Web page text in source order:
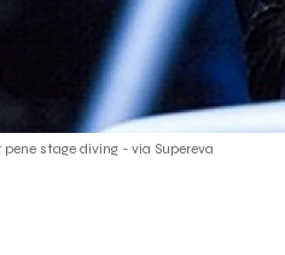
stage diving - via Supereva